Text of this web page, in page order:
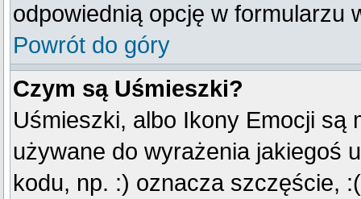
odpowiednią opcję w formularzu
Powrót do góry
Czym są Uśmieszki?
Uśmieszki, albo Ikony Emocji są
używane do wyrażenia jakiegoś
kodu, np. :) oznacza szczęście,